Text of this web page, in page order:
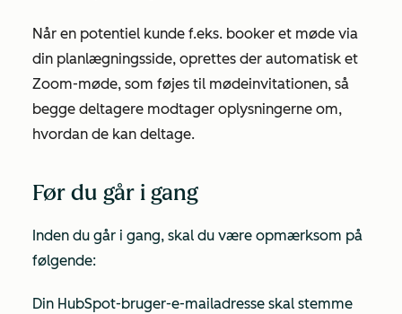
Når en potentiel kunde f.eks. booker et møde via
din planlægningsside, oprettes der automatisk et
Zoom-møde, som føjes til mødeinvitationen, så
begge deltagere modtager oplysningerne om,
hvordan de kan deltage.
Før du går i gang
Inden du går i gang, skal du være opmærksom på
følgende:
Din HubSpot-bruger-e-mailadresse skal stemme